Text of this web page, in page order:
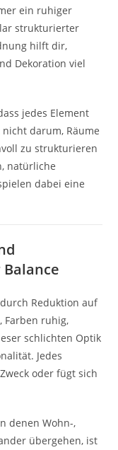
ein ruhiger
strukturierter
hilft dir,
Dekoration viel
jedes Element
darum, Räume
zu strukturieren
natürliche
dabei eine
Reduktion auf
Farben ruhig,
schlichten Optik
Jedes
oder fügt sich
denen Wohn-,
übergehen, ist